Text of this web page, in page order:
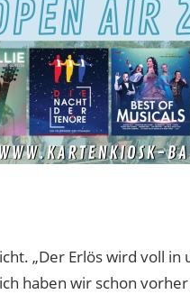
„Der Erlös wird voll
haben wir schon